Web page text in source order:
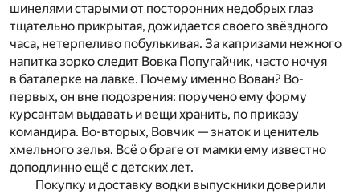
шинелями старыми от посторонних недобрых глаз
тщательно прикрытая, дожидается своего звёздного
часа, нетерпеливо побулькивая. За капризами нежного
напитка зорко следит Вовка Попугайчик, часто ночуя
в баталерке на лавке. Почему именно Вован? Во-
первых, он вне подозрения: поручено ему форму
курсантам выдавать и вещи хранить, по приказу
командира. Во-вторых, Вовчик — знаток и ценитель
хмельного зелья. Всё о браге от мамки ему известно
доподлинно ещё с детских лет.
Покупку и доставку водки выпускники доверили